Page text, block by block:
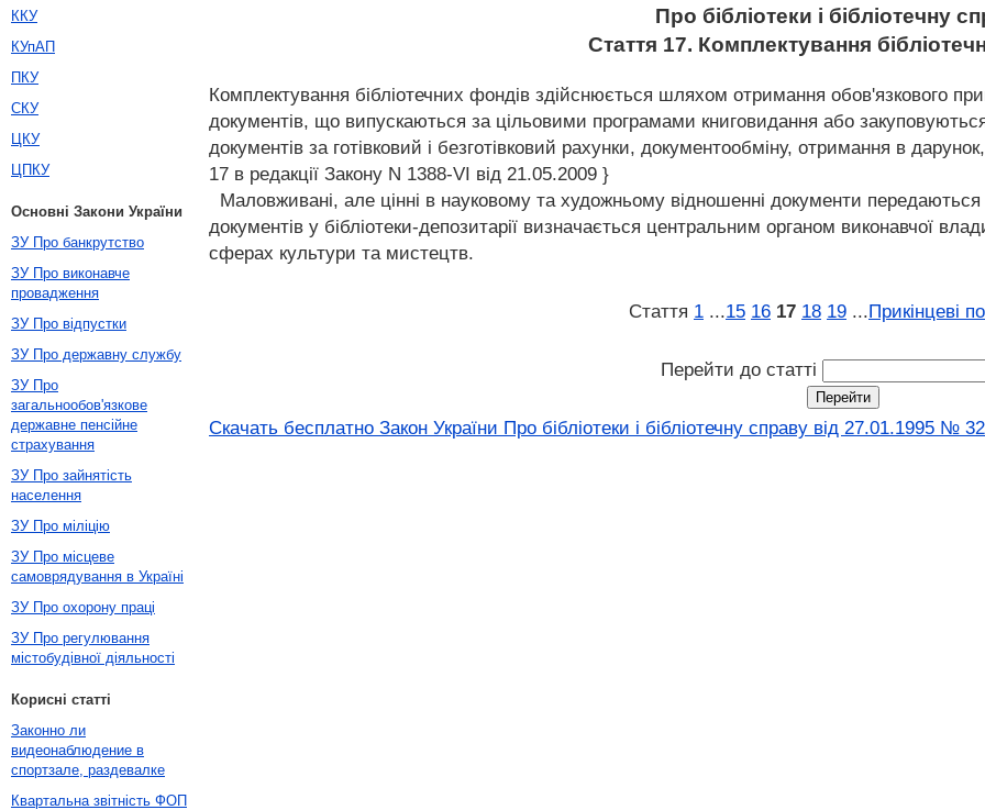
Про бібліотеки і бібліотечну
Стаття 17. Комплектування
Комплектування бібліотечних фондів здійснюється шляхом отримання обов'язкового
документів, що випускаються за цільовими програмами книговидання або
документів за готівковий і безготівковий рахунки, документообміну, отримання в
17 в редакції Закону N 1388-VI від 21.05.2009 }
Маловживані, але цінні в науковому та художньому відношенні документи передаються
документів у бібліотеки-депозитарії визначається центральним органом виконавчої
сферах культури та мистецтв.
Стаття 1 ...15 16 17 18 19 ...Прикінцеві
Перейти до статті
Скачать бесплатно Закон України Про бібліотеки і бібліотечну справу від 27.01.1995 №
ККУ
КУпАП
ПКУ
СКУ
ЦКУ
ЦПКУ
Основні Закони України
ЗУ Про банкрутство
ЗУ Про виконавче
провадження
ЗУ Про відпустки
ЗУ Про державну службу
ЗУ Про
загальнообов'язкове
державне пенсійне
страхування
ЗУ Про зайнятість
населення
ЗУ Про міліцію
ЗУ Про місцеве
самоврядування в Україні
ЗУ Про охорону праці
ЗУ Про регулювання
містобудівної діяльності
Корисні статті
Законно ли
видеонаблюдение в
спортзале, раздевалке
Квартальна звітність ФОП